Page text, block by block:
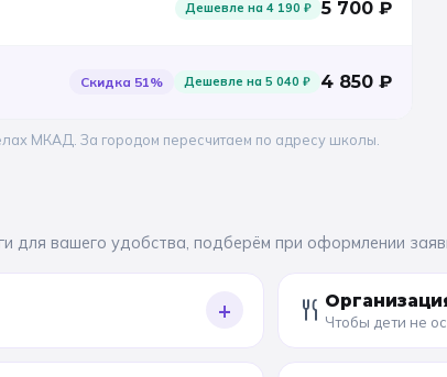
Дешевле на4 190 ₽ 5 700 ₽
Скидка 51% Дешевле на5 040 ₽ 4 850 ₽
МКАД. За городом пересчитаем по адресу школы.
для вашего удобства, подберём при оформлении
+ Чтобы дети не